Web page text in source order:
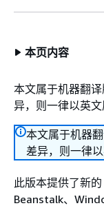
本页内容
本文属于机器翻
异，则一律以英文
本文属于机器
差异，则一律以
此版本提供了新
Beanstalk、